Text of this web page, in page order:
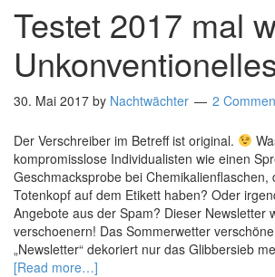
Testet 2017 mal
30. Mai 2017 by Nachtwächter 2
Der Verschreiber im Betreff ist original.
kompromisslose Individualisten wie einen
Geschmacksprobe bei Chemikalienflaschen,
Totenkopf auf dem Etikett haben? Oder
Angebote aus der Spam? Dieser Newsletter
verschoenern! Das Sommerwetter
„Newsletter“ dekoriert nur das Glibbersieb
[Read more…]